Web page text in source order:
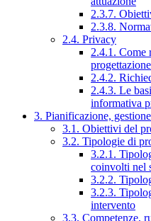
2.3.7.
2.3.8.
2.4. Privacy
2.4.1. Come
2.4.2.
2.4.3. Le
informativa
3. Pianificazione,
3.1. Obiettivi del
3.2. Tipologie di
3.2.1.
coinvolti nel
3.2.2.
3.2.3.
intervento
3.3. Competenze,